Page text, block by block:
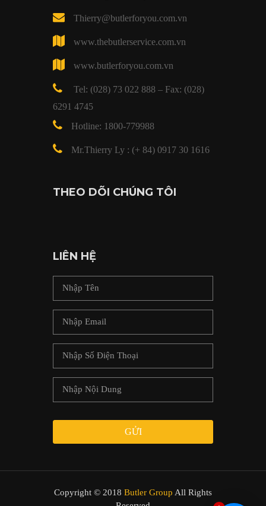
Thierry@butlerforyou.com.vn
www.thebutlerservice.com.vn
www.butlerforyou.com.vn
Tel: (028) 73 022 888 – Fax: (028)
6291 4745
Hotline: 1800-779988
Mr.Thierry Ly : (+ 84) 0917 30 1616
THEO DÕI CHÚNG TÔI
LIÊN HỆ
GỬI
Copyright © 2018 Butler Group All Rights